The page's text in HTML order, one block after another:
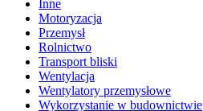
Inne
Motoryzacja
Przemysł
Rolnictwo
Transport bliski
Wentylacja
Wentylatory przemysłowe
Wykorzystanie w budownictwie